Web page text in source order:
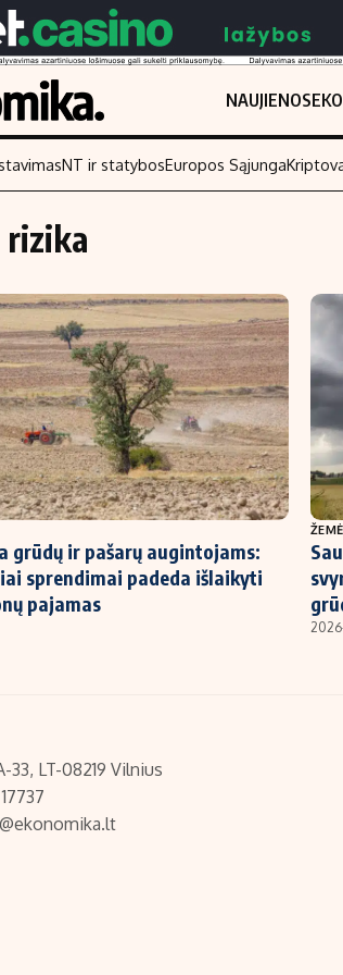
NAUJIENOS
Finansai
Įmonės
Žemės ūkis
Technologijos
Laisvalaikis
NT ir statybosEuropos Sąjunga
rizika
grūdų ir pašarų augintojams:
sprendimai padeda išlaikyti
pajamas
33, LT-08219 Vilnius